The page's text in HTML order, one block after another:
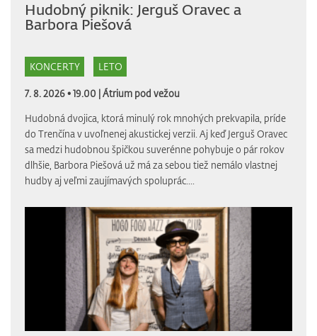
Hudobný piknik: Jerguš Oravec a
Barbora Piešová
KONCERTY LETO
7. 8. 2026 • 19.00 |Átrium pod vežou
Hudobná dvojica, ktorá minulý rok mnohých prekvapila, príde
do Trenčína v uvoľnenej akustickej verzii. Aj keď Jerguš Oravec
sa medzi hudobnou špičkou suverénne pohybuje o pár rokov
dlhšie, Barbora Piešová už má za sebou tiež nemálo vlastnej
hudby aj veľmi zaujímavých spoluprác....